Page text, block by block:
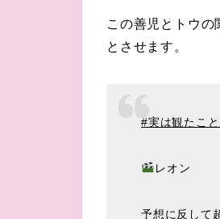
この善児とトウ
とさせます。
#実は観たこ
レオン
予想に反して